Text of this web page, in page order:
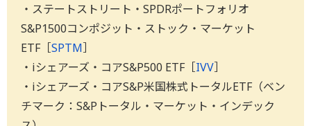
・ステートストリート・SPDRポートフォリオ
S&P1500コンポジット・ストック・マーケット
ETF［SPTM］
・iシェアーズ・コアS&P500 ETF［IVV］
・iシェアーズ・コアS&P米国株式トータルETF（ベン
チマーク：S&Pトータル・マーケット・インデック